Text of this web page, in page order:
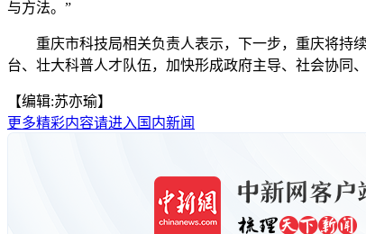
与方法。”
重庆市科技局相关负责人表示，下一步，重庆将持续
台、壮大科普人才队伍，加快形成政府主导、社会协同
【编辑:苏亦瑜】
更多精彩内容请进入国内新闻